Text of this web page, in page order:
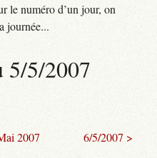
le numéro d’un jour, on
journée...
5/5/2007
2007 6/5/2007 >